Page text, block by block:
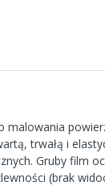
trwałą i
Gruby film
(brak